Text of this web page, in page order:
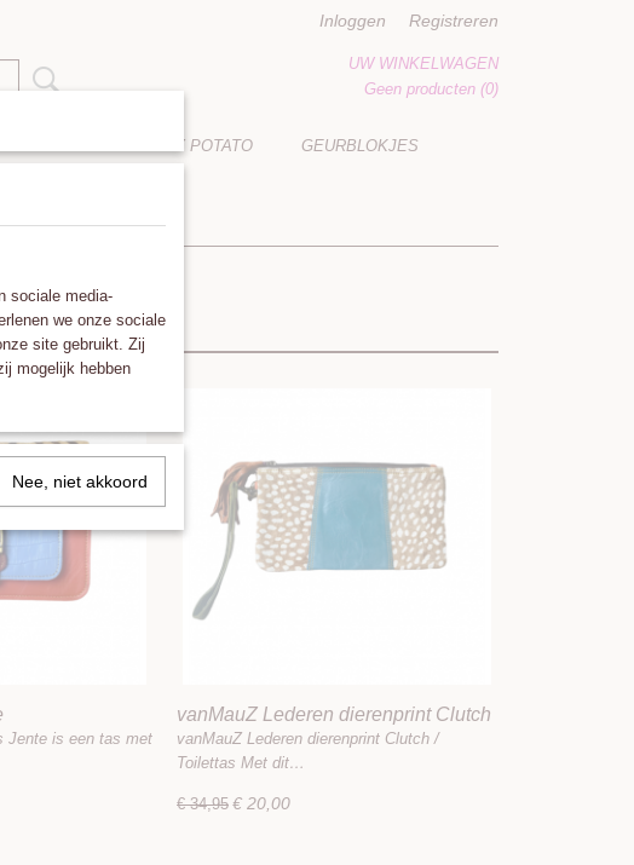
Inloggen Registreren
UW WINKELWAGEN
Geen producten (0)
LUCKY POTATO GEURBLOKJES
Jente is een tas met
vanMauZ Lederen dierenprint Clutch
/ Toilettas
vanMauZ Lederen dierenprint Clutch /
Toilettas Met dit…
€ 34,95 € 20,00
sociale media-
we onze sociale
site gebruikt. Zij
mogelijk hebben
Nee, niet akkoord